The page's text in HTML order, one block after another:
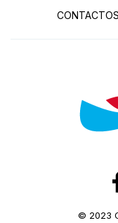
CONTACTOS
© 2023